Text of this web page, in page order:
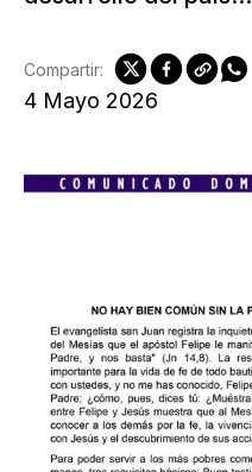
4 Mayo 2026
Compartir: